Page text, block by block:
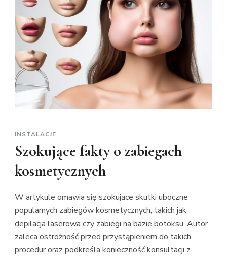
INSTALACJE
Szokujące fakty o zabiegach
kosmetycznych
W artykule omawia się szokujące skutki uboczne
popularnych zabiegów kosmetycznych, takich jak
depilacja laserowa czy zabiegi na bazie botoksu. Autor
zaleca ostrożność przed przystąpieniem do takich
procedur oraz podkreśla konieczność konsultacji z